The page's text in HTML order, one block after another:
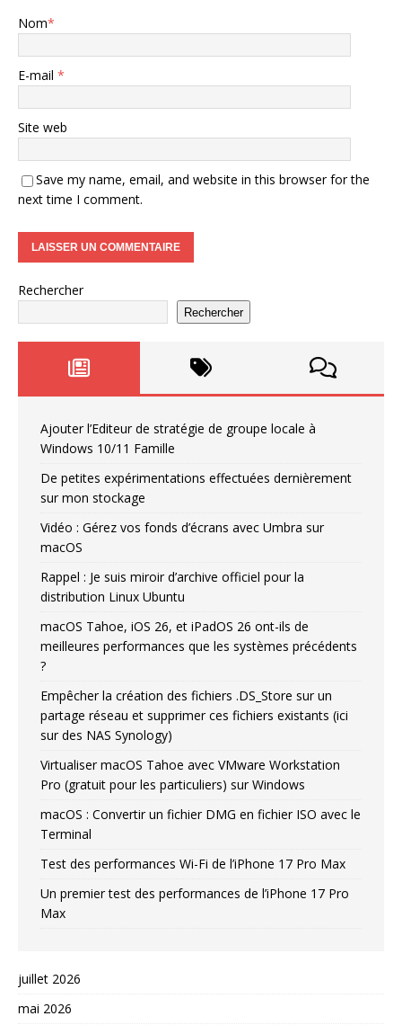
Nom*
E-mail *
Site web
Save my name, email, and website in this browser for the
next time I comment.
Rechercher
Rechercher
Ajouter l’Editeur de stratégie de groupe locale à
Windows 10/11 Famille
De petites expérimentations effectuées dernièrement
sur mon stockage
Vidéo : Gérez vos fonds d’écrans avec Umbra sur
macOS
Rappel : Je suis miroir d’archive officiel pour la
distribution Linux Ubuntu
macOS Tahoe, iOS 26, et iPadOS 26 ont-ils de
meilleures performances que les systèmes précédents
?
Empêcher la création des fichiers .DS_Store sur un
partage réseau et supprimer ces fichiers existants (ici
sur des NAS Synology)
Virtualiser macOS Tahoe avec VMware Workstation
Pro (gratuit pour les particuliers) sur Windows
macOS : Convertir un fichier DMG en fichier ISO avec le
Terminal
Test des performances Wi-Fi de l’iPhone 17 Pro Max
Un premier test des performances de l’iPhone 17 Pro
Max
juillet 2026
mai 2026